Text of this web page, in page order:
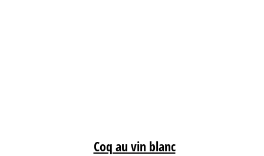
Coq au vin blanc